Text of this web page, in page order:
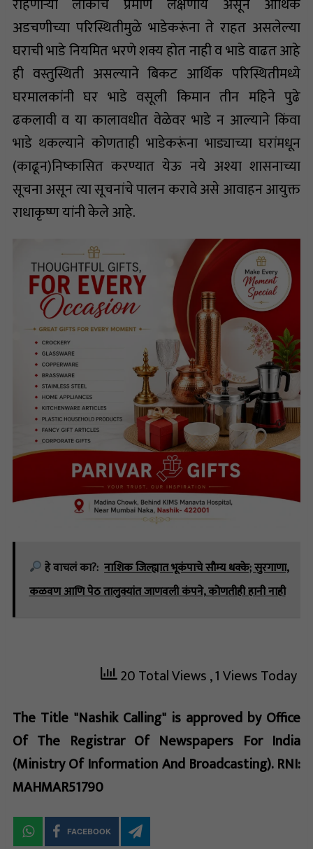
राहणार्‍या लोकांचे प्रमाण लक्षणीय असून आर्थिक
अडचणीच्या परिस्थितीमुळे भाडेकरूंना ते राहत असलेल्या
घराची भाडे नियमित भरणे शक्य होत नाही व भाडे वाढत आहे
ही वस्तुस्थिती असल्याने बिकट आर्थिक परिस्थितीमध्ये
घरमालकांनी घर भाडे वसूली किमान तीन महिने पुढे
ढकलावी व या कालावधीत वेळेवर भाडे न आल्याने किंवा
भाडे थकल्याने कोणताही भाडेकरूंना भाड्याच्या घरांमधून
(काढून)निष्कासित करण्यात येऊ नये अश्या शासनाच्या
सूचना असून त्या सूचनांचे पालन करावे असे आवाहन आयुक्त
राधाकृष्ण यांनी केले आहे.
हे वाचलं का?: नाशिक जिल्ह्यात भूकंपाचे सौम्य धक्के; सुरगाणा,
कळवण आणि पेठ तालुक्यांत जाणवली कंपने, कोणतीही हानी नाही
20 Total Views, 1 Views Today
The Title "Nashik Calling" is approved by Office
Of The Registrar Of Newspapers For India
(Ministry Of Information And Broadcasting). RNI:
MAHMAR51790
FACEBOOK